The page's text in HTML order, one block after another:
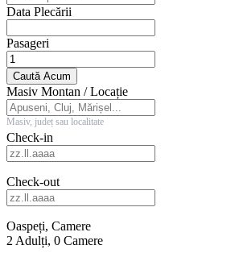
Data Plecării
Pasageri
Caută Acum
Masiv Montan / Locație
Masiv, județ sau localitate
Check-in
Check-out
Oaspeți, Camere
2 Adulți, 0 Camere